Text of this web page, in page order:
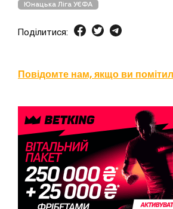
Юнацька Ліга УЄФА
Поділитися:
Повідомте нам, якщо ви